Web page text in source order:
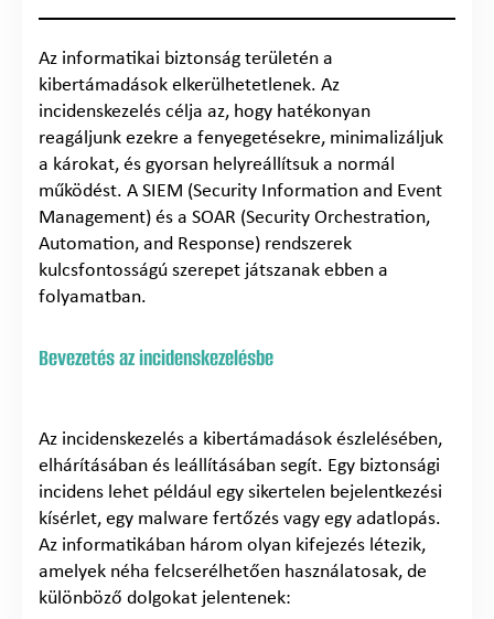
Az informatikai biztonság területén a
kibertámadások elkerülhetetlenek. Az
incidenskezelés célja az, hogy hatékonyan
reagáljunk ezekre a fenyegetésekre, minimalizáljuk
a károkat, és gyorsan helyreállítsuk a normál
működést. A SIEM (Security Information and Event
Management) és a SOAR (Security Orchestration,
Automation, and Response) rendszerek
kulcsfontosságú szerepet játszanak ebben a
folyamatban.
Bevezetés az incidenskezelésbe
Az incidenskezelés a kibertámadások észlelésében,
elhárításában és leállításában segít. Egy biztonsági
incidens lehet például egy sikertelen bejelentkezési
kísérlet, egy malware fertőzés vagy egy adatlopás.
Az informatikában három olyan kifejezés létezik,
amelyek néha felcserélhetően használatosak, de
különböző dolgokat jelentenek: